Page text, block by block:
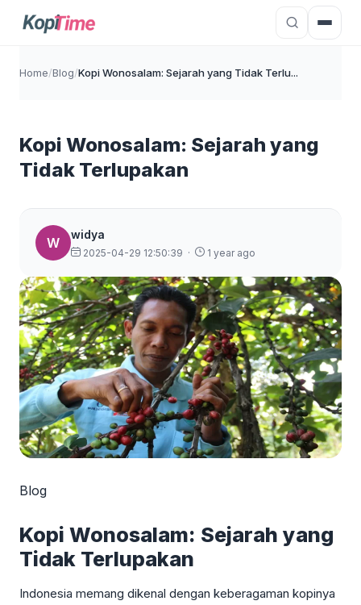
Home/Blog/Kopi Wonosalam: Sejarah yang Tidak Terlu...
Kopi Wonosalam: Sejarah yang
Tidak Terlupakan
W
widya
2025-04-29 12:50:39 · 1 year ago
Blog
Kopi Wonosalam: Sejarah yang
Tidak Terlupakan
Indonesia memang dikenal dengan keberagaman kopinya